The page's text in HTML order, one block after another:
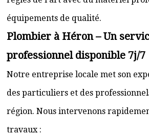
équipements de qualité.
Plombier à Héron – Un
professionnel disponible 7j/7
Notre entreprise locale met son
des particuliers et des
région. Nous intervenons
travaux :